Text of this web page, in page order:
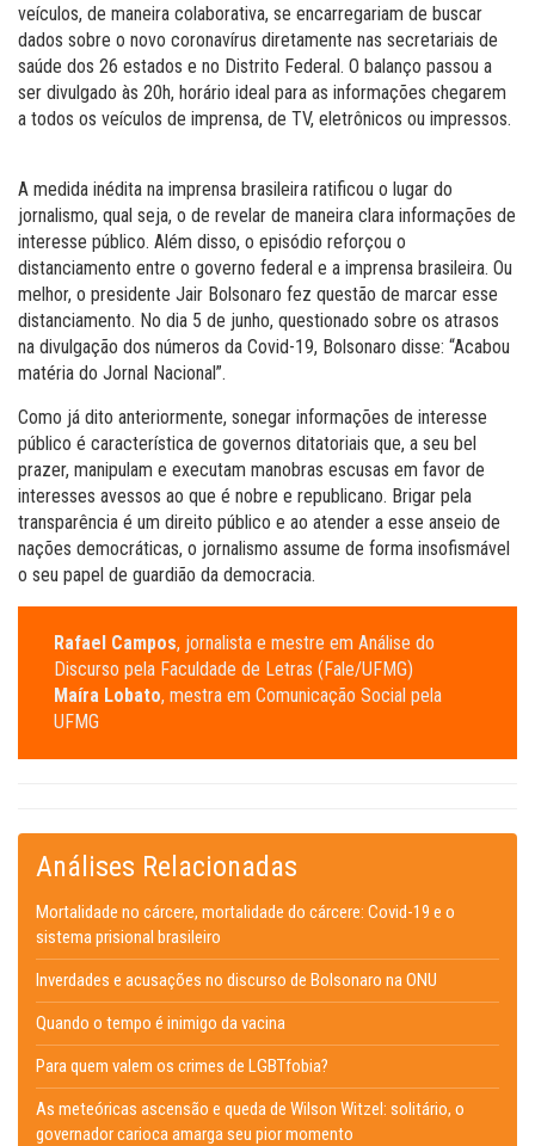
veículos, de maneira colaborativa, se encarregariam de buscar
dados sobre o novo coronavírus diretamente nas secretariais de
saúde dos 26 estados e no Distrito Federal. O balanço passou a
ser divulgado às 20h, horário ideal para as informações chegarem
a todos os veículos de imprensa, de TV, eletrônicos ou impressos.
A medida inédita na imprensa brasileira ratificou o lugar do
jornalismo, qual seja, o de revelar de maneira clara informações de
interesse público. Além disso, o episódio reforçou o
distanciamento entre o governo federal e a imprensa brasileira. Ou
melhor, o presidente Jair Bolsonaro fez questão de marcar esse
distanciamento. No dia 5 de junho, questionado sobre os atrasos
na divulgação dos números da Covid-19, Bolsonaro disse: “Acabou
matéria do Jornal Nacional”.
Como já dito anteriormente, sonegar informações de interesse
público é característica de governos ditatoriais que, a seu bel
prazer, manipulam e executam manobras escusas em favor de
interesses avessos ao que é nobre e republicano. Brigar pela
transparência é um direito público e ao atender a esse anseio de
nações democráticas, o jornalismo assume de forma insofismável
o seu papel de guardião da democracia.
Rafael Campos, jornalista e mestre em Análise do
Discurso pela Faculdade de Letras (Fale/UFMG)
Maíra Lobato, mestra em Comunicação Social pela
UFMG
Análises Relacionadas
Mortalidade no cárcere, mortalidade do cárcere: Covid-19 e o
sistema prisional brasileiro
Inverdades e acusações no discurso de Bolsonaro na ONU
Quando o tempo é inimigo da vacina
Para quem valem os crimes de LGBTfobia?
As meteóricas ascensão e queda de Wilson Witzel: solitário, o
governador carioca amarga seu pior momento